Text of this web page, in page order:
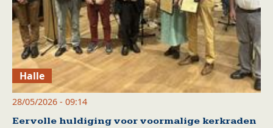
Halle
28/05/2026 - 09:14
Eervolle huldiging voor voormalige kerkraden